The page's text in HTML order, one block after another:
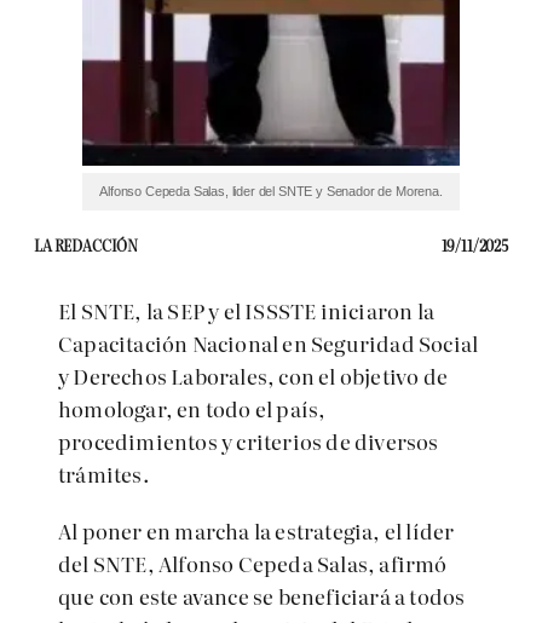
Alfonso Cepeda Salas, lider del SNTE y Senador de Morena.
LA REDACCIÓN 19/11/2025
El SNTE, la SEP y el ISSSTE iniciaron la
Capacitación Nacional en Seguridad Social
y Derechos Laborales, con el objetivo de
homologar, en todo el país,
procedimientos y criterios de diversos
trámites.
Al poner en marcha la estrategia, el líder
del SNTE, Alfonso Cepeda Salas, afirmó
que con este avance se beneficiará a todos